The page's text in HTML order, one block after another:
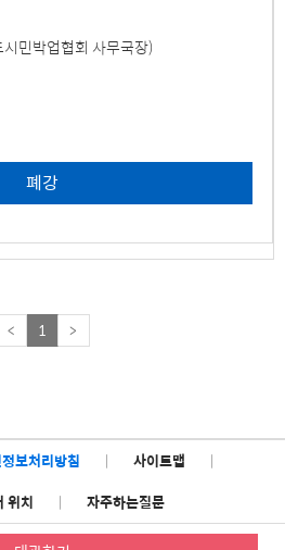
민박업협회 사무국장)
폐강
< 1 >
보처리방침 | 사이트맵
|
위치
| 자주하는질문